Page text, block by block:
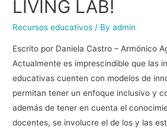
LIVING LAB!
Recursos educativos / Byadmin
Escrito por Daniela Castro – Armónico
Actualmente es imprescindible que las
educativas cuenten con modelos de
permitan tener un enfoque inclusivo y
además de tener en cuenta el
docentes, se involucre el de los y las